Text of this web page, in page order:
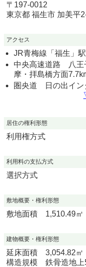
〒 197-0012
東京都 福生市 加美平
アクセス
JR青梅線「福生」
中央高速道路 八王
摩・拝島橋方面
圏央道 日の出イ
居住の権利形態
利用権方式
利用料の支払方式
選択方式
敷地概要・権利形態
敷地面積 1,510.49
建物概要・権利形態
延床面積 3,054.82㎡
構造規模 鉄骨造地